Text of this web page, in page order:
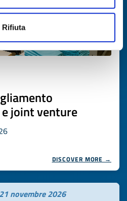
Rifiuta
joint venture
DISCOVER MORE →
21 novembre 2026